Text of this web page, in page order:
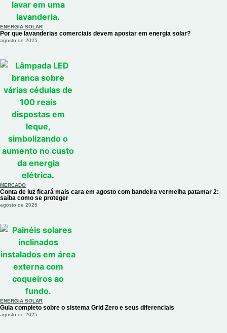
ENERGIA SOLAR
Por que lavanderias comerciais devem apostar em energia solar?
agosto de 2025
MERCADO
Conta de luz ficará mais cara em agosto com bandeira vermelha patamar 2:
saiba como se proteger
agosto de 2025
ENERGIA SOLAR
Guia completo sobre o sistema Grid Zero e seus diferenciais
agosto de 2025